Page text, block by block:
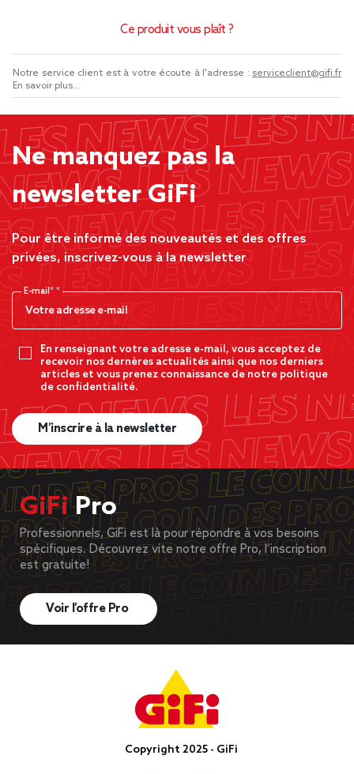
Ce produit vous plaît ?
Notre service client est à votre écoute à l'adresse : serviceclient@gifi.fr
En savoir plus...
Ne manquez pas la
newsletter GiFi
Pour être informé des nouveautés et des offres
privées, inscrivez-vous à la newsletter
E-mail*
En renseignant votre adresse e-mail, vous acceptez de
recevoir nos dernères actualités ainsi que nos derniers
articles et vous prenez connaissance de notre politique
de confidentialité.
M’inscrire à la newsletter
GiFiPro
Professionnels, GiFi est là pour répondre à vos besoins
spécifiques. Découvrez vite notre offre Pro, l’inscription
est gratuite!
Voir l’offre Pro
Copyright 2025 - GiFi